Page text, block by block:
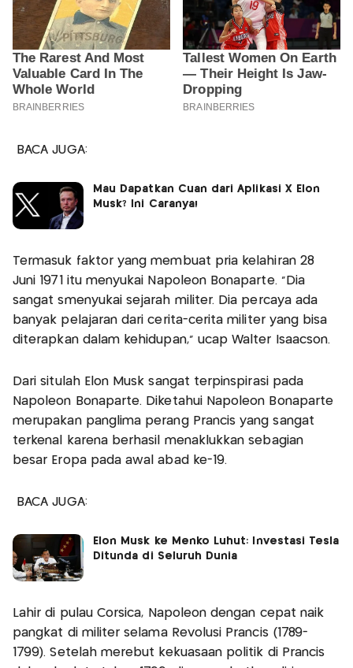
BACA JUGA:
Mau Dapatkan Cuan dari Aplikasi X Elon
Musk? Ini Caranya!
Termasuk faktor yang membuat pria kelahiran 28
Juni 1971 itu menyukai Napoleon Bonaparte. "Dia
sangat smenyukai sejarah militer. Dia percaya ada
banyak pelajaran dari cerita-cerita militer yang bisa
diterapkan dalam kehidupan," ucap Walter Isaacson.
Dari situlah Elon Musk sangat terpinspirasi pada
Napoleon Bonaparte. Diketahui Napoleon Bonaparte
merupakan panglima perang Prancis yang sangat
terkenal karena berhasil menaklukkan sebagian
besar Eropa pada awal abad ke-19.
BACA JUGA:
Elon Musk ke Menko Luhut: Investasi Tesla
Ditunda di Seluruh Dunia
Lahir di pulau Corsica, Napoleon dengan cepat naik
pangkat di militer selama Revolusi Prancis (1789-
1799). Setelah merebut kekuasaan politik di Prancis